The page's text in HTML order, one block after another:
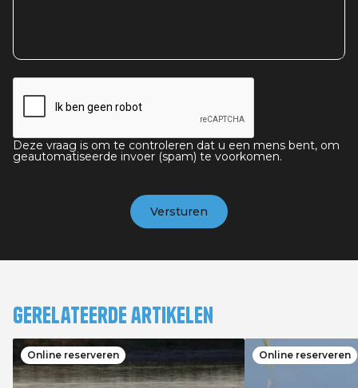
Deze vraag is om te controleren dat u een mens bent, om
geautomatiseerde invoer (spam) te voorkomen.
Gerelateerde artikelen
Online reserveren Online reserveren